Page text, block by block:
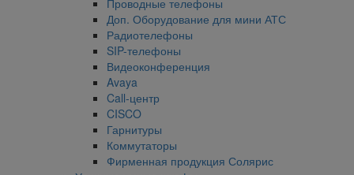
Проводные телефоны
Доп. Оборудование для мини АТС
Радиотелефоны
SIP-телефоны
Видеоконференция
Avaya
Call-центр
CISCO
Гарнитуры
Коммутаторы
Фирменная продукция Солярис